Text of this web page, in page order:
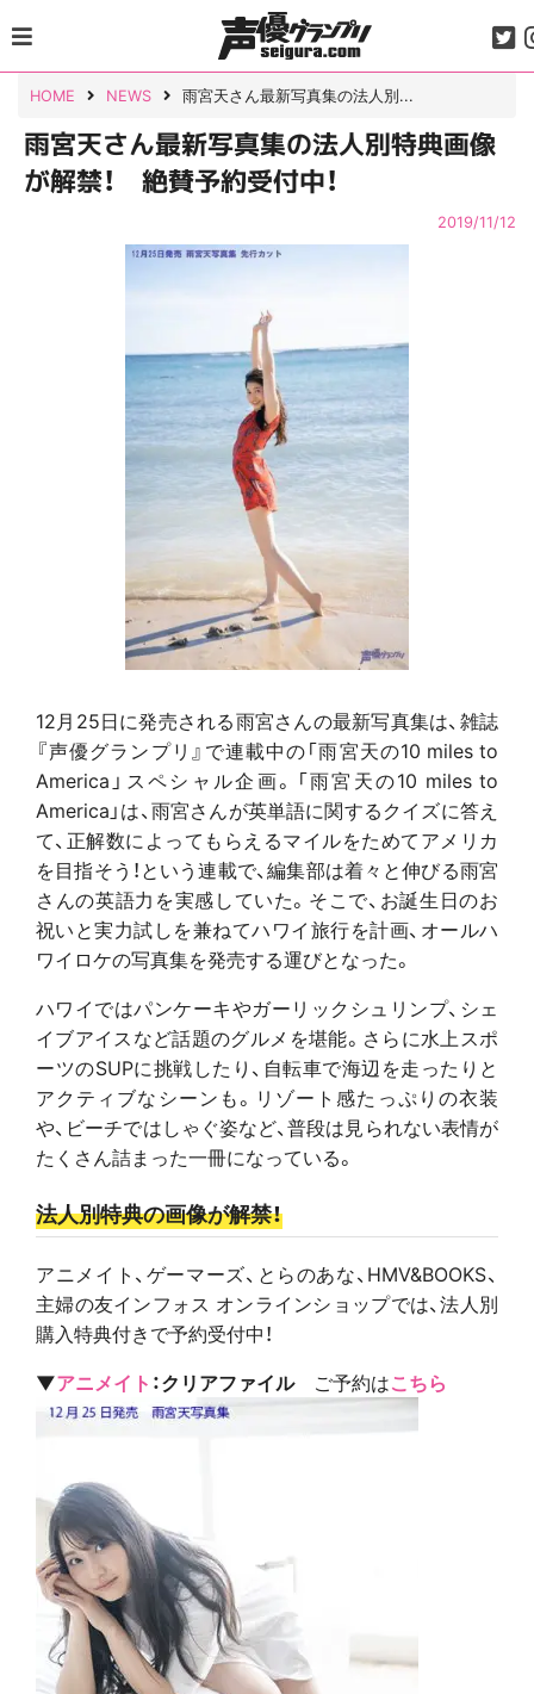
to
content
HOME NEWS 雨宮天さん最新写真集の法人別...
雨宮天さん最新写真集の法人別特典画像
が解禁！ 絶賛予約受付中！
2019/11/12
12月25日に発売される雨宮さんの最新写真集は、雑誌
『声優グランプリ』で連載中の「雨宮天の10 miles to
America」スペシャル企画。「雨宮天の10 miles to
America」は、雨宮さんが英単語に関するクイズに答え
て、正解数によってもらえるマイルをためてアメリカ
を目指そう！という連載で、編集部は着々と伸びる雨宮
さんの英語力を実感していた。そこで、お誕生日のお
祝いと実力試しを兼ねてハワイ旅行を計画、オールハ
ワイロケの写真集を発売する運びとなった。
ハワイではパンケーキやガーリックシュリンプ、シェ
イブアイスなど話題のグルメを堪能。さらに水上スポ
ーツのSUPに挑戦したり、自転車で海辺を走ったりと
アクティブなシーンも。リゾート感たっぷりの衣装
や、ビーチではしゃぐ姿など、普段は見られない表情が
たくさん詰まった一冊になっている。
法人別特典の画像が解禁！
アニメイト、ゲーマーズ、とらのあな、HMV&BOOKS、
主婦の友インフォス オンラインショップでは、法人別
購入特典付きで予約受付中！
▼アニメイト ：クリアファイルご予約はこちら